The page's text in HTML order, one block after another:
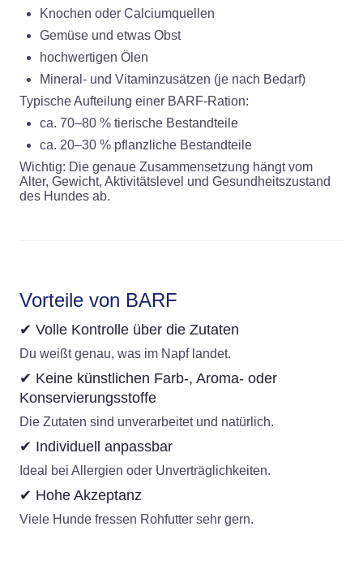
Knochen oder Calciumquellen
Gemüse und etwas Obst
hochwertigen Ölen
Mineral- und Vitaminzusätzen (je nach Bedarf)
Typische Aufteilung einer BARF-Ration:
ca. 70–80 % tierische Bestandteile
ca. 20–30 % pflanzliche Bestandteile
Wichtig: Die genaue Zusammensetzung hängt vom
Alter, Gewicht, Aktivitätslevel und Gesundheitszustand
des Hundes ab.
Vorteile von BARF
✔ Volle Kontrolle über die Zutaten
Du weißt genau, was im Napf landet.
✔ Keine künstlichen Farb-, Aroma- oder
Konservierungsstoffe
Die Zutaten sind unverarbeitet und natürlich.
✔ Individuell anpassbar
Ideal bei Allergien oder Unverträglichkeiten.
✔ Hohe Akzeptanz
Viele Hunde fressen Rohfutter sehr gern.